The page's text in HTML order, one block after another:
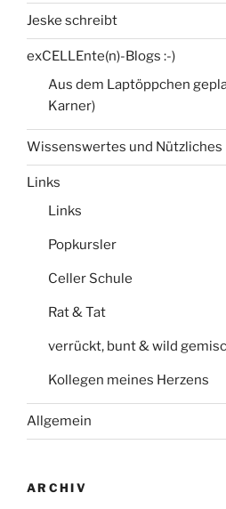
Jeske schreibt
exCELLEnte(n)-Blogs :-)
Aus dem Laptöppchen
Karner)
Wissenswertes und Nützliches
Links
Links
Popkursler
Celler Schule
Rat & Tat
verrückt, bunt & wild
Kollegen meines Herzens
Allgemein
ARCHIV